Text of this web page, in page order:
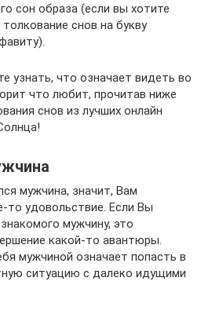
сон образа (если вы хотите
снов на букву
узнать, что означает видеть во
что любит, прочитав ниже
снов из лучших онлайн
мужчина, значит, Вам
то удовольствие. Если Вы
мужчину, это
какой-то авантюры.
мужчиной означает попасть в
ситуацию с далеко идущими